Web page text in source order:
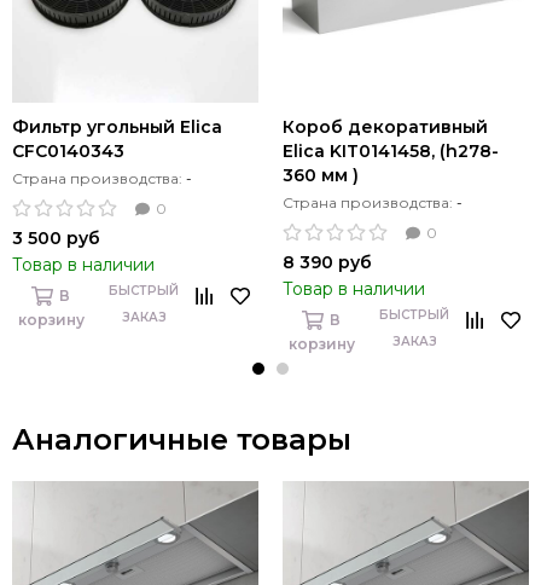
Фильтр угольный Elica
CFC0140343
Страна производства: -
0
3 500 руб
Товар в наличии
В
корзину
БЫСТРЫЙ
ЗАКАЗ
Короб декоративный
Elica KIT0141458, (h278-
360 мм )
Страна производства: -
0
8 390 руб
Товар в наличии
В
корзину
БЫСТРЫЙ
ЗАКАЗ
Аналогичные товары